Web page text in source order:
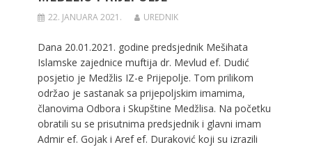
22. JANUARA 2021. UREDNIK
Dana 20.01.2021. godine predsjednik Mešihata
Islamske zajednice muftija dr. Mevlud ef. Dudić
posjetio je Medžlis IZ-e Prijepolje. Tom prilikom
održao je sastanak sa prijepoljskim imamima,
članovima Odbora i Skupštine Medžlisa. Na početku
obratili su se prisutnima predsjednik i glavni imam
Admir ef. Gojak i Aref ef. Duraković koji su izrazili